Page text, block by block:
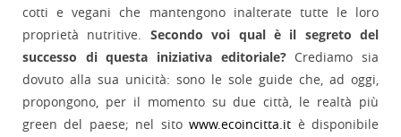
cotti e vegani che mantengono inalterate tutte le loro
proprietà nutritive. Secondo voi qual è il segreto del
successo di questa iniziativa editoriale?Crediamo sia
dovuto alla sua unicità: sono le sole guide che, ad oggi,
propongono, per il momento su due città, le realtà più
green del paese; nel sitowww.ecoincitta.it è disponibile